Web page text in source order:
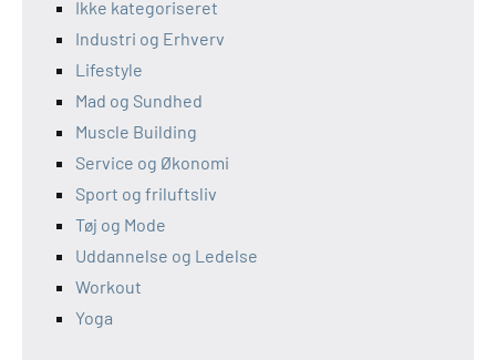
Ikke kategoriseret
Industri og Erhverv
Lifestyle
Mad og Sundhed
Muscle Building
Service og Økonomi
Sport og friluftsliv
Tøj og Mode
Uddannelse og Ledelse
Workout
Yoga